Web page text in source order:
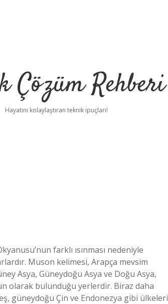
Çözüm Rehberi
Hayatını kolaylaştıran teknik ipuçları!
farklı ısınması nedeniyle
Muson kelimesi, Arapça mevsim
Asya, Güneydoğu Asya ve Doğu Asya,
olarak bulunduğu yerlerdir. Biraz daha
güneydoğu Çin ve Endonezya gibi ülkeleri